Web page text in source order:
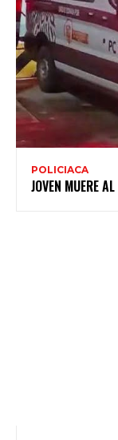
POLICIACA
JOVEN MUERE